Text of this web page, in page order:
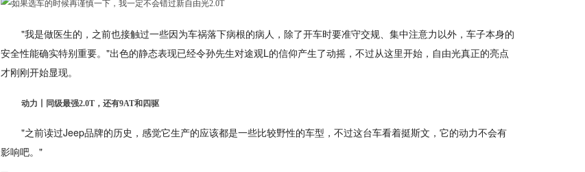
"我是做医生的，之前也接触过一些因为车祸落下病根的病人，除了开车时要准守交规、集中注意力以外，车子本身的
安全性能确实特别重要。"出色的静态表现已经令孙先生对途观L的信仰产生了动摇，不过从这里开始，自由光真正的亮点
才刚刚开始显现。
动力丨同级最强2.0T，还有9AT和四驱
"之前读过Jeep品牌的历史，感觉它生产的应该都是一些比较野性的车型，不过这台车看着挺斯文，它的动力不会有
影响吧。"